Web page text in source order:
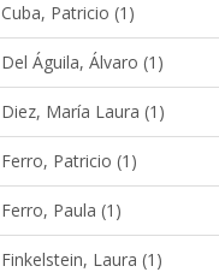
Cuba, Patricio (1)
Del Águila, Álvaro (1)
Diez, María Laura (1)
Ferro, Patricio (1)
Ferro, Paula (1)
Finkelstein, Laura (1)